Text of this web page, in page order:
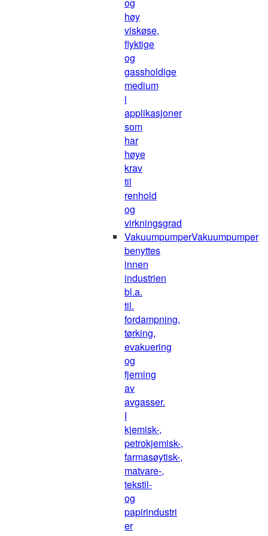
høy
viskøse,
flyktige
og
gassholdige
medium
i
applikasjoner
som
har
høye
krav
til
renhold
og
virkningsgrad
VakuumpumperVakuumpumper
benyttes
innen
industrien
bl.a.
til.
fordampning,
tørking,
evakuering
og
fjerning
av
avgasser.
I
kjemisk-,
petrokjemisk-,
farmasøytisk-,
matvare-,
tekstil-
og
papirindustri
er